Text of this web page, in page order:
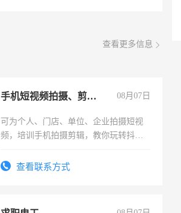
查看更多信息
手机短视频拍摄、剪辑、抖音快手 08月07日
可为个人、门店、单位、企业拍摄短视
频，培训手机拍摄剪辑，教你玩转抖音
频，培训手机拍摄剪辑，教你玩转抖
查看联系方式